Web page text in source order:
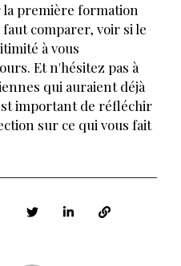
la première formation
comparer, voir si le
à vous
Et n'hésitez pas à
qui auraient déjà
important de réfléchir
sur ce qui vous fait